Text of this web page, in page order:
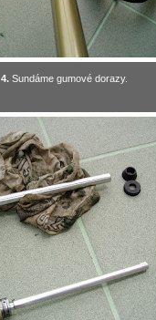
4.Sundáme gumové dorazy.